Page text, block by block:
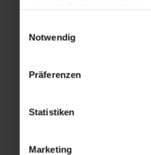
Nutzung der Dienste
Notwendig
Präferenzen
Statistiken
Marketing
Fr,
16:00
Fr,
09.10.2026